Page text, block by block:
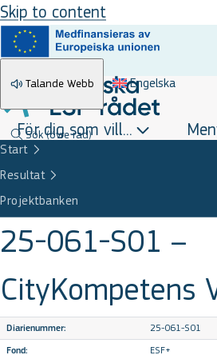
Skip to content
Talande Webb Engelska
Sök(övre rad)
För dig som vill...
Start
Resultat
Projektbanken
25-061-S01 –
CityKompetens
Diarienummer: 25-061-S01
Fond: ESF+